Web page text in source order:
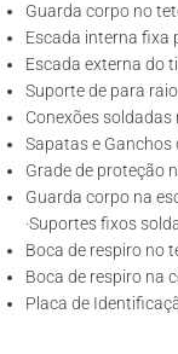
Guarda corpo no
Escada interna fixa
Escada externa do
Suporte de para
Conexões
Sapatas e
Grade de proteção
Guarda corpo na
·Suportes fixos
Boca de respiro no
Boca de respiro na
Placa de